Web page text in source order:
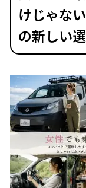
けじゃな
の新しい